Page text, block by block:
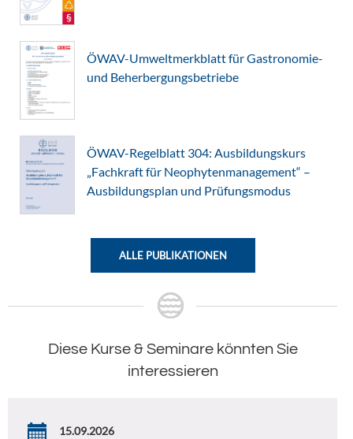
ÖWAV-Umweltmerkblatt für Gastronomie-
und Beherbergungsbetriebe
ÖWAV-Regelblatt 304: Ausbildungskurs
„Fachkraft für Neophytenmanagement“ –
Ausbildungsplan und Prüfungsmodus
ALLE PUBLIKATIONEN
Diese Kurse & Seminare könnten Sie
interessieren
15.09.2026